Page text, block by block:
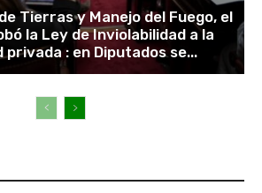
Tierras y Manejo del Fuego, el
la Ley de Inviolabilidad a la
privada : en Diputados se...